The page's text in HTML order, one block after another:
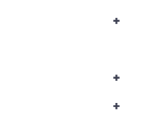
+
+
+